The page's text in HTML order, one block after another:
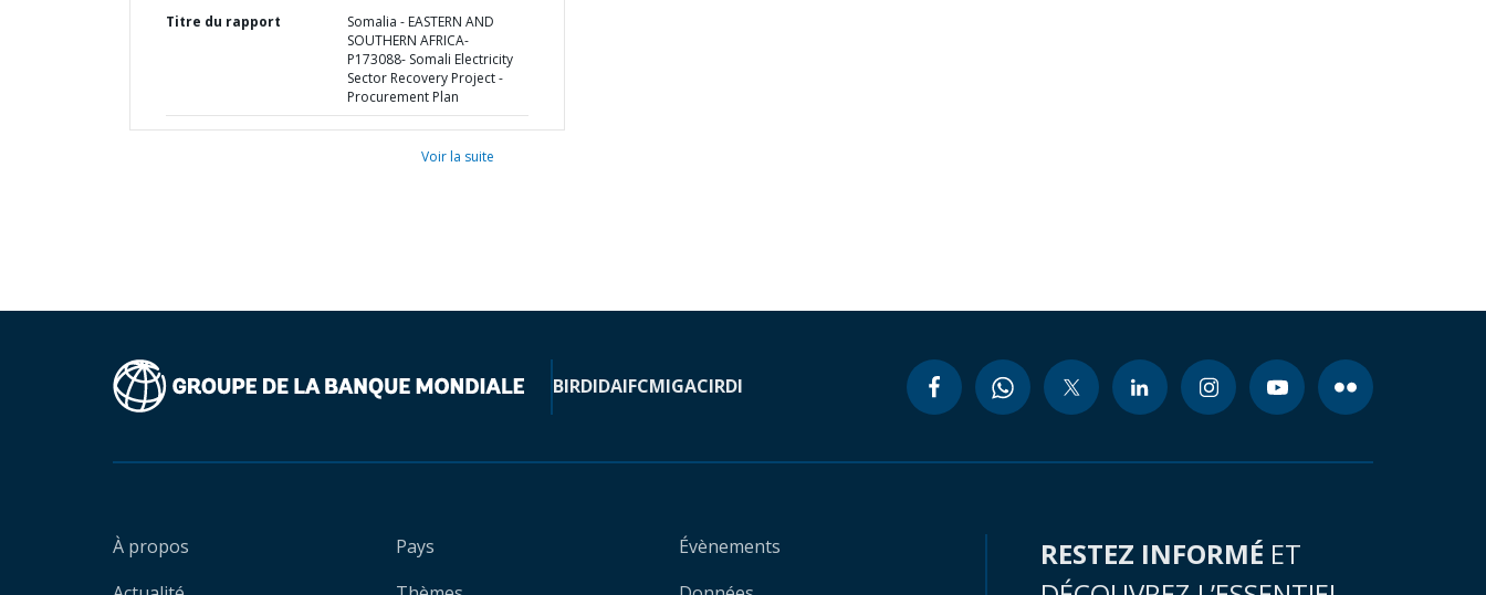
Titre du rapport
Somalia - EASTERN AND
SOUTHERN AFRICA-
P173088- Somali Electricity
Sector Recovery Project -
Procurement Plan
Voir la suite
BIRDIDAIFCMIGACIRDI
À propos
Pays
Évènements
RESTEZ INFORMÉ ET